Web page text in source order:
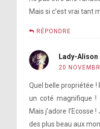
Mais si c’est vrai tant
RÉPONDRE
Lady-Alison
20
Quel belle propriétée !
un coté magnifique !
Mais j’adore l’Ecosse
des plus beau aux